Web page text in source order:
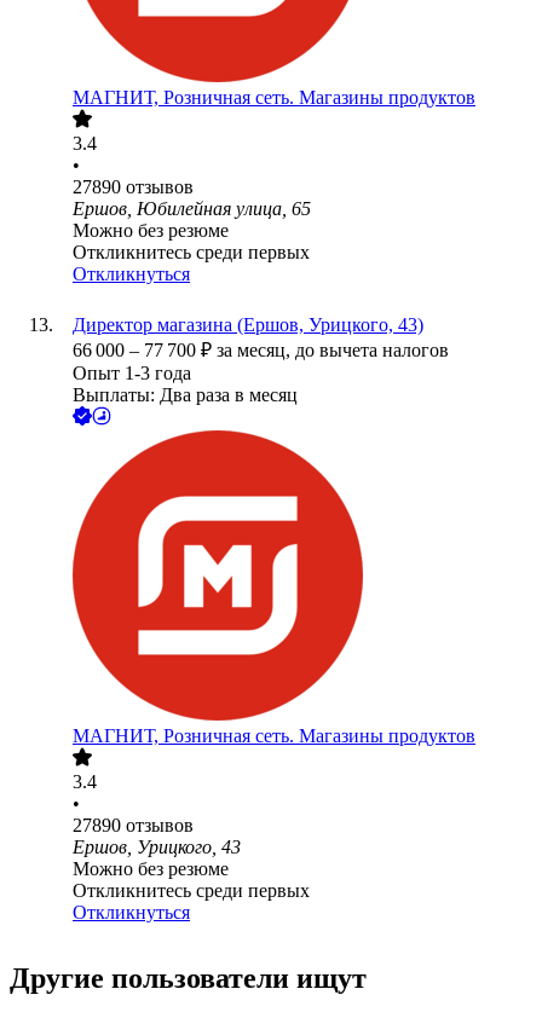
МАГНИТ, Розничная сеть. Магазины продуктов
3.4
•
27890 отзывов
Ершов, Юбилейная улица, 65
Можно без резюме
Откликнитесь среди первых
Откликнуться
Директор магазина (Ершов, Урицкого, 43)
66 000 – 77 700 ₽ за месяц, до вычета налогов
Опыт 1-3 года
Выплаты: Два раза в месяц
МАГНИТ, Розничная сеть. Магазины продуктов
3.4
•
27890 отзывов
Ершов, Урицкого, 43
Можно без резюме
Откликнитесь среди первых
Откликнуться
Другие пользователи ищут